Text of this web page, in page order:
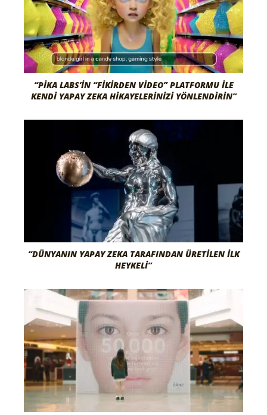
“PIKA LABS’IN “FIKIRDEN VIDEO” PLATFORMU ILE
KENDI YAPAY ZEKA HIKAYELERINIZI YÖNLENDIRIN”
“DÜNYANIN YAPAY ZEKA TARAFINDAN ÜRETILEN İLK
HEYKELI”